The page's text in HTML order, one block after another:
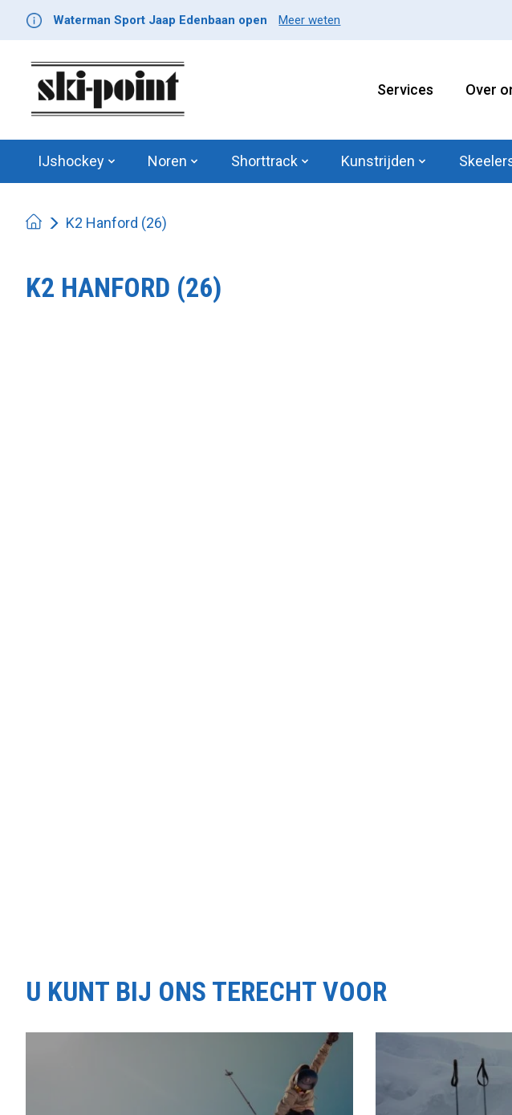
Waterman Sport Jaap Edenbaan open Meer weten
Services Over
IJshockey Noren Shorttrack Kunstrijden
K2 Hanford (26)
K2 HANFORD (26)
U KUNT BIJ ONS TERECHT VOOR